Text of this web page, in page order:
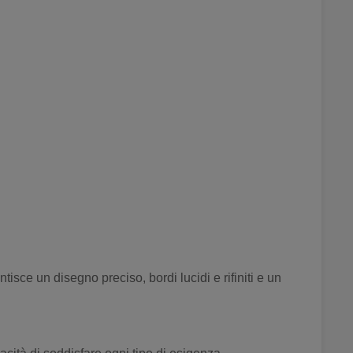
un disegno preciso, bordi lucidi e rifiniti e un